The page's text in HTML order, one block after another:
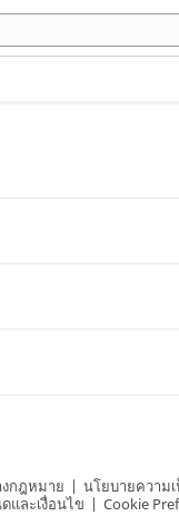
กฎหมาย | นโยบายความ
และเงื่อนไข | Cookie